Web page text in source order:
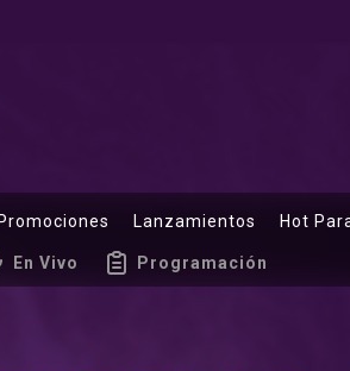
Promociones Lanzamientos Hot
En Vivo Programación